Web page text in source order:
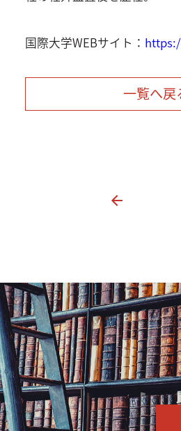
国際大学WEBサイト：
一覧へ戻